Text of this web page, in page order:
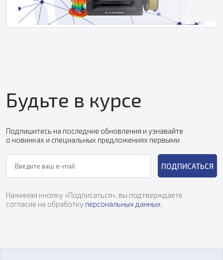
Будьте в курсе
Подпишитесь на последние обновления и узнавайте
о новинках и специальных предложениях первыми
ПОДПИСАТЬСЯ
Нажимая кнопку «Подписаться», вы подтверждаете
согласие на обработку персональных данных.